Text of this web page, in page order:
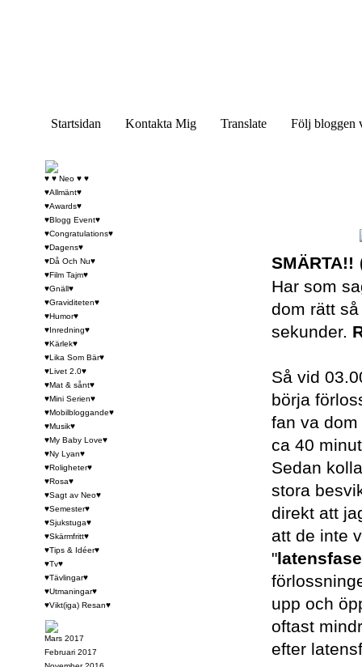
Startsidan Kontakta Mig Translate Följ bloggen
SMÄRTA!!
Har som
dom rätt
sekunder.
Så vid
börja
fan va
ca 40
Sedan
stora
direkt att
att de inte
"
upp och
oftast
efter
♥ ♥ Neo ♥ ♥
♥Allmänt♥
♥Awards♥
♥Blogg Event♥
♥Congratulations♥
♥Dagens♥
♥Då Och Nu♥
♥Film Tajm♥
♥Gnäll♥
♥Graviditeten♥
♥Humor♥
♥Inredning♥
♥Kärlek♥
♥Lika Som Bär♥
♥Livet 2.0♥
♥Mat & sånt♥
♥Mini Serien♥
♥Mobilbloggande♥
♥Musik♥
♥My Baby Love♥
♥Ny Lyan♥
♥Roligheter♥
♥Rosa♥
♥Sagt av Neo♥
♥Semester♥
♥Sjukstuga♥
♥Skärmfritt♥
♥Tips & Idéer♥
♥Tv♥
♥Tävlingar♥
♥Utmaningar♥
♥Vikt(iga) Resan♥
Mars 2017
Februari 2017